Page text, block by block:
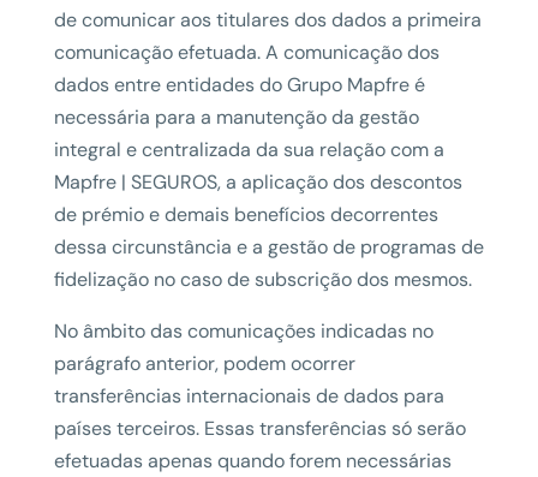
de comunicar aos titulares dos dados a primeira
comunicação efetuada. A comunicação dos
dados entre entidades do Grupo Mapfre é
necessária para a manutenção da gestão
integral e centralizada da sua relação com a
Mapfre | SEGUROS, a aplicação dos descontos
de prémio e demais benefícios decorrentes
dessa circunstância e a gestão de programas de
fidelização no caso de subscrição dos mesmos.
No âmbito das comunicações indicadas no
parágrafo anterior, podem ocorrer
transferências internacionais de dados para
países terceiros. Essas transferências só serão
efetuadas apenas quando forem necessárias